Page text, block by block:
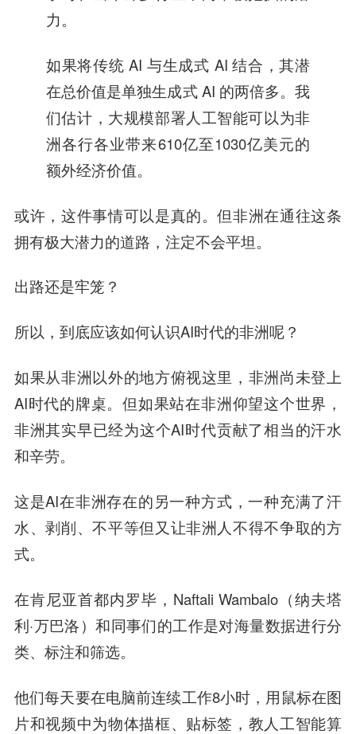
力。
如果将传统 AI 与生成式 AI 结合，其潜
在总价值是单独生成式 AI 的两倍多。我
们估计，大规模部署人工智能可以为非
洲各行各业带来610亿至1030亿美元的
额外经济价值。
或许，这件事情可以是真的。但非洲在通往这条
拥有极大潜力的道路，注定不会平坦。
出路还是牢笼？
所以，到底应该如何认识AI时代的非洲呢？
如果从非洲以外的地方俯视这里，非洲尚未登上
AI时代的牌桌。但如果站在非洲仰望这个世界，
非洲其实早已经为这个AI时代贡献了相当的汗水
和辛劳。
这是AI在非洲存在的另一种方式，一种充满了汗
水、剥削、不平等但又让非洲人不得不争取的方
式。
在肯尼亚首都内罗毕，Naftali Wambalo（纳夫塔
利·万巴洛）和同事们的工作是对海量数据进行分
类、标注和筛选。
他们每天要在电脑前连续工作8小时，用鼠标在图
片和视频中为物体描框、贴标签，教人工智能算